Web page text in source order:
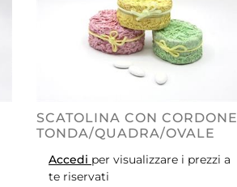
SCATOLINA CON CORDONE
TONDA/QUADRA/OVALE
Accedi per visualizzare i prezzi a
te riservati